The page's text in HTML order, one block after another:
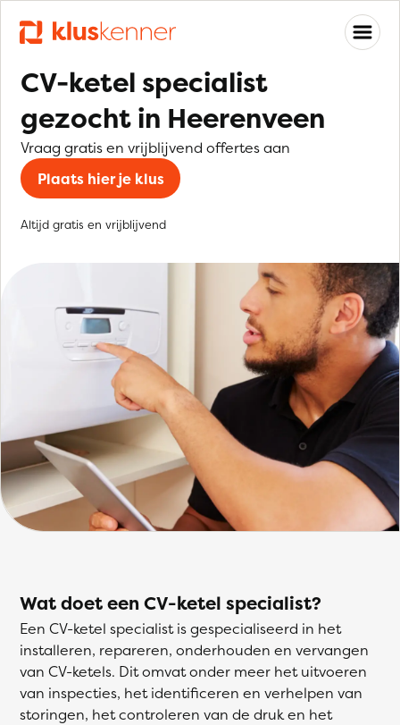
CV-ketel specialist
gezocht in Heerenveen
Vraag gratis en vrijblijvend offertes aan
Plaats hier je klus
Altijd gratis en vrijblijvend
Wat doet een CV-ketel specialist?
Een CV-ketel specialist is gespecialiseerd in het
installeren, repareren, onderhouden en vervangen
van CV-ketels. Dit omvat onder meer het uitvoeren
van inspecties, het identificeren en verhelpen van
storingen, het controleren van de druk en het